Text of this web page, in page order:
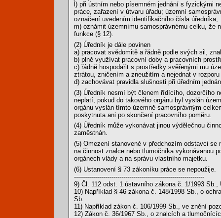
l) při ústním nebo písemném jednání s fyzickými
práce, zařazení v útvaru úřadu; územní
označení uvedením identifikačního čísla úředníka,
m) oznámit územnímu samosprávnému celku, že
funkce (§ 12).
(2) Úředník je dále povinen
a) pracovat svědomitě a řádně podle svých sil,
b) plně využívat pracovní doby a pracovních
c) řádně hospodařit s prostředky svěřenými mu
ztrátou, zničením a zneužitím a nejednat v
d) zachovávat pravidla slušnosti při úředním
(3) Úředník nesmí být členem řídícího, dozorčího
neplatí, pokud do takového orgánu byl vyslán
orgánu vyslán tímto územně samosprávným
poskytnuta ani po skončení pracovního poměru.
(4) Úředník může vykonávat jinou výdělečnou
zaměstnán.
(5) Omezení stanovené v předchozím odstavci
na činnost znalce nebo tlumočníka vykonávanou
orgánech vlády a na správu vlastního majetku.
(6) Ustanovení § 73 zákoníku práce se nepoužije.
------------------------------------------------------------------
9) Čl. 112 odst. 1 ústavního zákona č. 1/1993 Sb.,
10) Například § 46 zákona č. 148/1998 Sb., o
Sb.
11) Například zákon č. 106/1999 Sb., ve znění
12) Zákon č. 36/1967 Sb., o znalcích a